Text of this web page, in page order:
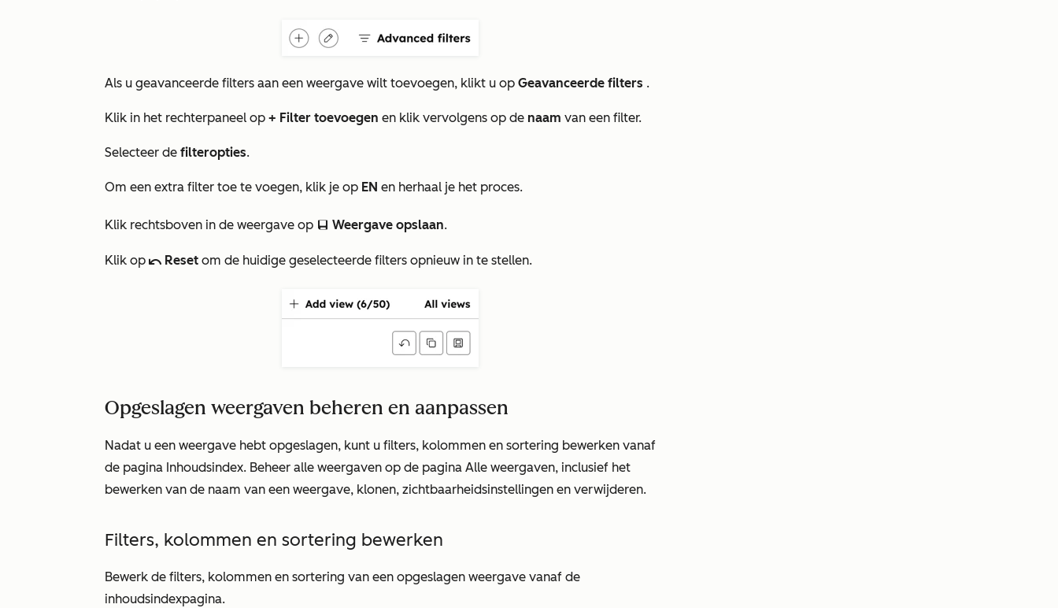
Als u geavanceerde filters aan een weergave wilt toevoegen, klikt u op Geavanceerde filters .
Klik in het rechterpaneel op + Filter toevoegen en klik vervolgens op de naam van een filter.
Selecteer de filteropties.
Om een extra filter toe te voegen, klik je op EN en herhaal je het proces.
Klik rechtsboven in de weergave op saveEditableView Weergave opslaan.
Klik op undoIcon Reset om de huidige geselecteerde filters opnieuw in te stellen.
Opgeslagen weergaven beheren en aanpassen
Nadat u een weergave hebt opgeslagen, kunt u filters, kolommen en sortering bewerken vanaf
de pagina Inhoudsindex. Beheer alle weergaven op de pagina Alle weergaven, inclusief het
bewerken van de naam van een weergave, klonen, zichtbaarheidsinstellingen en verwijderen.
Filters, kolommen en sortering bewerken
Bewerk de filters, kolommen en sortering van een opgeslagen weergave vanaf de
inhoudsindexpagina.